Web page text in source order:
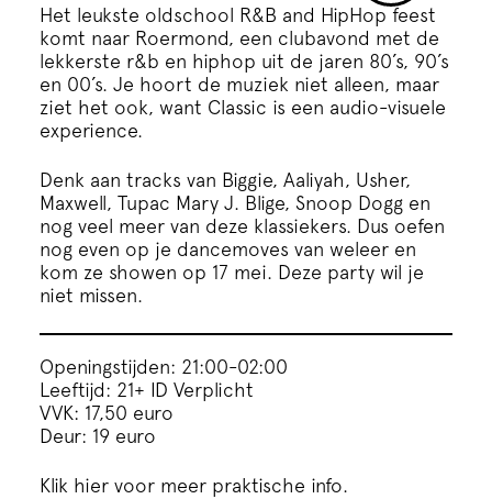
Cursus
Onderwijs
ECI Cultuurcafé
Over ons
Contact
Steun ons
Het leukste oldschool R&B and HipHop feest
komt naar Roermond, een clubavond met de
lekkerste r&b en hiphop uit de jaren 80’s, 90’s
en 00’s. Je hoort de muziek niet alleen, maar
ziet het ook, want Classic is een audio-visuele
experience.
Denk aan tracks van Biggie, Aaliyah, Usher,
Maxwell, Tupac Mary J. Blige, Snoop Dogg en
nog veel meer van deze klassiekers. Dus oefen
nog even op je dancemoves van weleer en
kom ze showen op 17 mei. Deze party wil je
niet missen.
Openingstijden: 21:00-02:00
Leeftijd: 21+ ID Verplicht
VVK: 17,50 euro
Deur: 19 euro
Klik hier voor meer praktische info.